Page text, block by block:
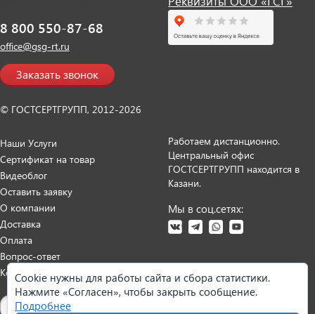
8 800 550-87-68
office@gsg-rt.ru
Заказать звонок
© ГОСТСЕРТГРУПП, 2012-2026
Наши Услуги
Сертификат на товар
Видеоблог
Оставить заявку
О компании
Доставка
Оплата
Вопрос-ответ
Контакты
Работаем дистанционно.
Центральный офис
ГОСТСЕРТГРУПП находится в
Казани.
Мы в соц.сетях:
Cookie нужны для работы сайта и сбора статистики.
Нажмите «Согласен», чтобы закрыть сообщение.
Подробнее